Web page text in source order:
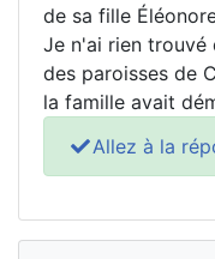
de sa fille
Je n'ai rien trouvé
des paroisses de
la famille avait
Allez à la